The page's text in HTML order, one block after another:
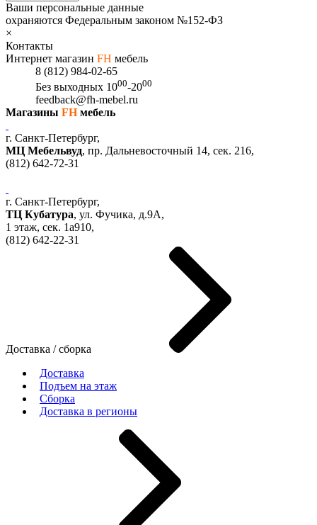
Ваши персональные данные
охраняются Федеральным законом №152-ФЗ
×
Контакты
Интернет магазин FH мебель
8 (812) 984-02-65
Без выходных 1000-2000
feedback@fh-mebel.ru
Магазины FHмебель
г. Санкт-Петербург,
МЦ Мебельвуд, пр. Дальневосточный 14, сек. 216,
(812) 642-72-31
г. Санкт-Петербург,
ТЦ Кубатура, ул. Фучика, д.9А,
1 этаж, сек. 1a910,
(812) 642-22-31
Доставка / сборка
Доставка
Подъем на этаж
Сборка
Доставка в регионы